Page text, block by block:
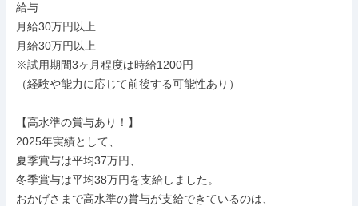
給与
月給30万円以上
月給30万円以上
※試用期間3ヶ月程度は時給1200円
（経験や能力に応じて前後する可能性あり）
【高水準の賞与あり！】
2025年実績として、
夏季賞与は平均37万円、
冬季賞与は平均38万円を支給しました。
おかげさまで高水準の賞与が支給できているのは、